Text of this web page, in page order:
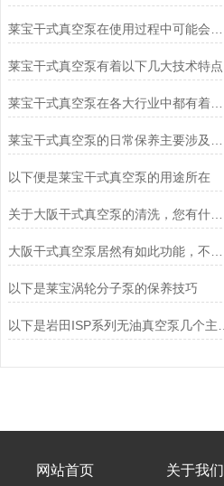
莱宝干式真空泵有着以下几大技术特点
以下便是莱宝干式真空泵的用途所在
关于大阪干式真空泵的清洗，您有什么建议？
以下是莱宝涡轮分子泵的保养技巧
网站首页 关于我们